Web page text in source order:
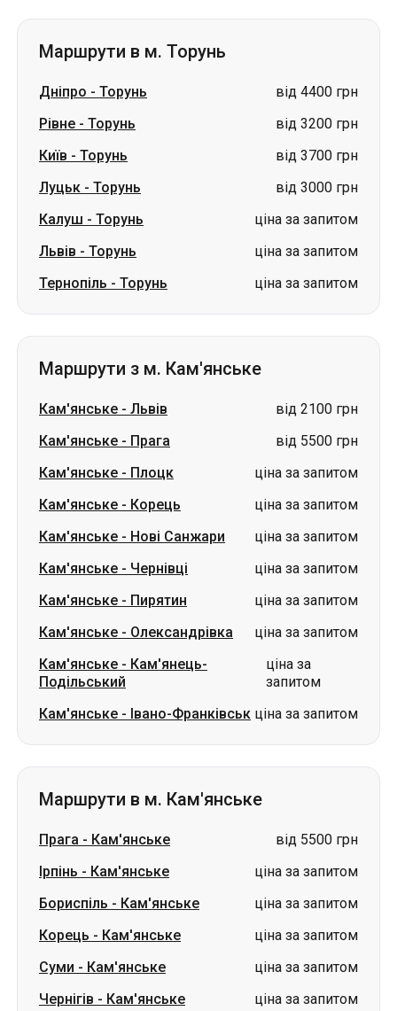
Маршрути в м. Торунь
Дніпро - Торунь
від 4400 грн
Рівне - Торунь
від 3200 грн
Київ - Торунь
від 3700 грн
Луцьк - Торунь
від 3000 грн
Калуш - Торунь
ціна за запитом
Львів - Торунь
ціна за запитом
Тернопіль - Торунь ціна за запитом
Маршрути з м. Кам'янське
Кам'янське - Львів
від 2100 грн
Кам'янське - Прага
від 5500 грн
Кам'янське - Плоцк
ціна за запитом
Кам'янське - Корець
ціна за запитом
Кам'янське - Нові Санжари
ціна за запитом
Кам'янське - Чернівці
ціна за запитом
Кам'янське - Пирятин
ціна за запитом
Кам'янське - Олександрівка
ціна за запитом
Кам'янське - Кам'янець-
Подільський
ціна за
запитом
Кам'янське - Івано-Франківськ ціна за запитом
Маршрути в м. Кам'янське
Прага - Кам'янське
від 5500 грн
Ірпінь - Кам'янське
ціна за запитом
Бориспіль - Кам'янське
ціна за запитом
Корець - Кам'янське
ціна за запитом
Суми - Кам'янське
ціна за запитом
Чернігів - Кам'янське
ціна за запитом